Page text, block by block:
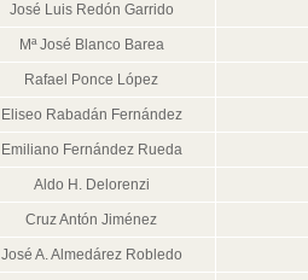
José Luis Redón Garrido
Mª José Blanco Barea
Rafael Ponce López
Eliseo Rabadán Fernández
Emiliano Fernández Rueda
Aldo H. Delorenzi
Cruz Antón Jiménez
José A. Almedárez Robledo